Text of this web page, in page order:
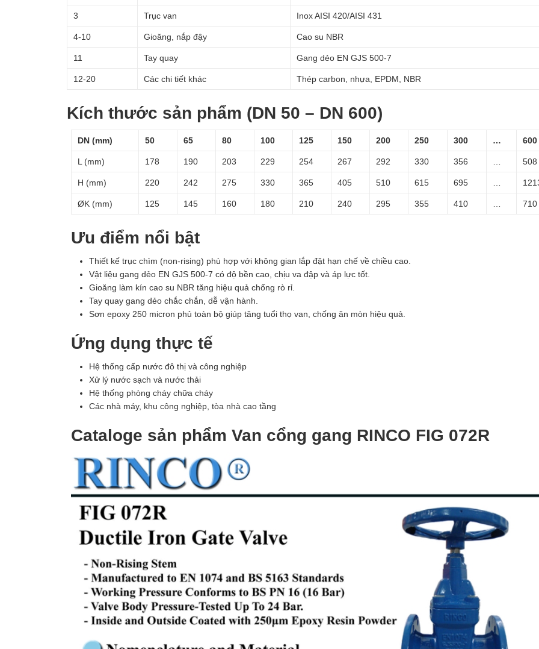
3 Trục van Inox AISI 420/AISI 431
4-10 Gioăng, nắp đậy Cao su NBR
11 Tay quay Gang dẻo EN GJS 500-7
12-20 Các chi tiết khác Thép carbon, nhựa, EPDM, NBR
Kích thước sản phẩm (DN 50 – DN 600)
DN (mm) 50 65 80 100 125 150 200 250 300 … 600
L (mm) 178 190 203 229 254 267 292 330 356 508
H (mm) 220 242 275 330 365 405 510 615 695
ØK (mm) 125 145 160 180 210 240 295 355 410 710
Ưu điểm nổi bật
Thiết kế trục chìm (non-rising) phù hợp với không gian lắp đặt hạn chế về chiều cao.
Vật liệu gang dẻo EN GJS 500-7 có độ bền cao, chịu va đập và áp lực tốt.
Gioăng làm kín cao su NBR tăng hiệu quả chống rò rỉ.
Tay quay gang dẻo chắc chắn, dễ vận hành.
Sơn epoxy 250 micron phủ toàn bộ giúp tăng tuổi thọ van, chống ăn mòn hiệu quả.
Ứng dụng thực tế
Hệ thống cấp nước đô thị và công nghiệp
Xử lý nước sạch và nước thải
Hệ thống phòng cháy chữa cháy
Các nhà máy, khu công nghiệp, tòa nhà cao tầng
Cataloge sản phẩm Van cổng gang RINCO FIG 072R